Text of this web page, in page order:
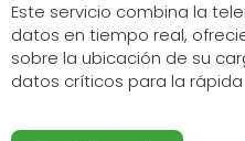
Este servicio combina la
datos en tiempo real,
sobre la ubicación de su
datos críticos para la